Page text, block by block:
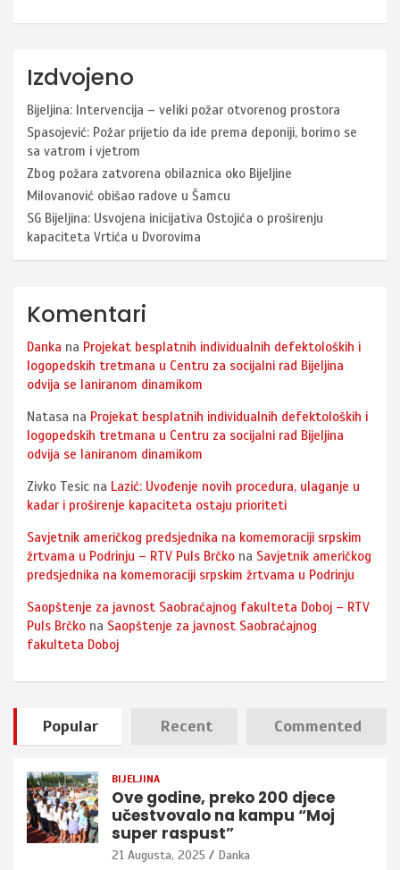
Izdvojeno
Bijeljina: Intervencija – veliki požar otvorenog prostora
Spasojević: Požar prijetio da ide prema deponiji, borimo se
sa vatrom i vjetrom
Zbog požara zatvorena obilaznica oko Bijeljine
Milovanović obišao radove u Šamcu
SG Bijeljina: Usvojena inicijativa Ostojića o proširenju
kapaciteta Vrtića u Dvorovima
Komentari
Danka na Projekat besplatnih individualnih defektoloških i
logopedskih tretmana u Centru za socijalni rad Bijeljina
odvija se laniranom dinamikom
Natasa na Projekat besplatnih individualnih defektoloških i
logopedskih tretmana u Centru za socijalni rad Bijeljina
odvija se laniranom dinamikom
Zivko Tesic na Lazić: Uvođenje novih procedura, ulaganje u
kadar i proširenje kapaciteta ostaju prioriteti
Savjetnik američkog predsjednika na komemoraciji srpskim
žrtvama u Podrinju – RTV Puls Brčko na Savjetnik američkog
predsjednika na komemoraciji srpskim žrtvama u Podrinju
Saopštenje za javnost Saobraćajnog fakulteta Doboj – RTV
Puls Brčko na Saopštenje za javnost Saobraćajnog
fakulteta Doboj
Popular Recent Commented
BIJELJINA
Ove godine, preko 200 djece
učestvovalo na kampu “Moj
super raspust”
21 Augusta, 2025 Danka